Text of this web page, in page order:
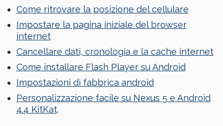
Come ritrovare la posizione del cellulare
Impostare la pagina iniziale del browser
internet
Cancellare dati, cronologia e la cache internet
Come installare Flash Player su Android
Impostazioni di fabbrica android
Personalizzazione facile su Nexus 5 e Android
4.4 KitKat.